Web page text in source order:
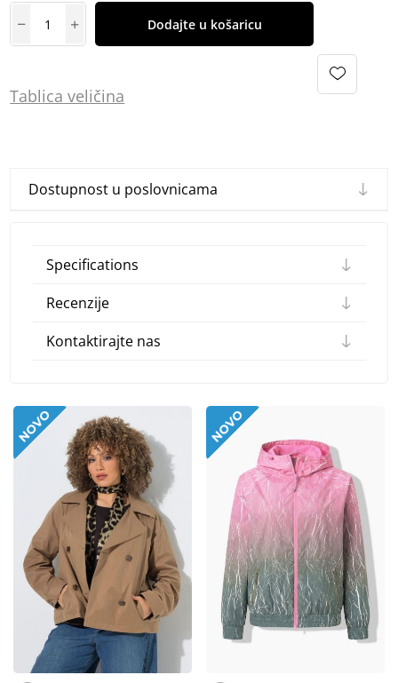
Dodajte u košaricu
Tablica veličina
Dostupnost u poslovnicama
Specifications
Recenzije
Kontaktirajte nas